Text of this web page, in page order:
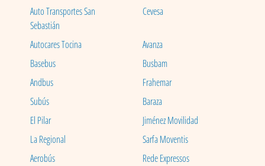
Auto Transportes San
Sebastián
Cevesa
Autocares Tocina
Avanza
Basebus
Busbam
Andbus
Frahemar
Subús
Baraza
El Pilar
Jiménez Movilidad
La Regional
Sarfa Moventis
Aerobús
Rede Expressos